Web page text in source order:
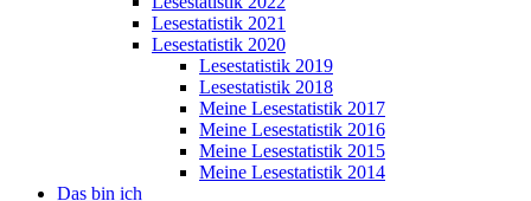
Lesestatistik 2021
Lesestatistik 2020
Lesestatistik 2019
Lesestatistik 2018
Meine Lesestatistik 2017
Meine Lesestatistik 2016
Meine Lesestatistik 2015
Meine Lesestatistik 2014
Das bin ich